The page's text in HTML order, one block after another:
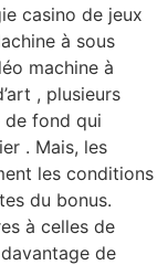
casino de jeux
à sous
machine à
, plusieurs
de fond qui
. Mais, les
les conditions
du bonus.
à celles de
de